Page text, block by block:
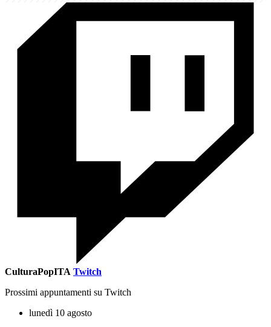
CulturaPopITA Twitch
Prossimi appuntamenti su Twitch
lunedì 10 agosto